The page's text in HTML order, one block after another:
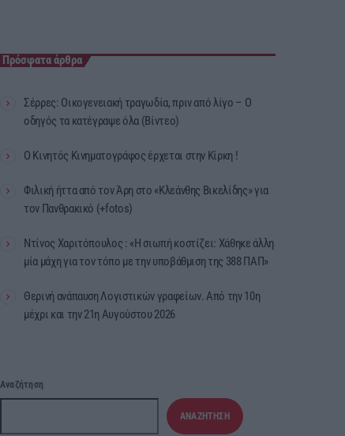
Πρόσφατα άρθρα
Σέρρες: Οικογενειακή τραγωδία, πριν από λίγο – Ο
οδηγός τα κατέγραψε όλα (Βίντεο)
Ο Κινητός Κινηματογράφος έρχεται στην Κίρκη !
Φιλική ήττα από τον Άρη στο «Κλεάνθης Βικελίδης» για
τον Πανθρακικό (+fotos)
Ντίνος Χαριτόπουλος : «Η σιωπή κοστίζει: Χάθηκε άλλη
μία μάχη για τον τόπο με την υποβάθμιση της 388 ΠΑΠ»
Θερινή ανάπαυση Λογιστικών γραφείων. Από την 10η
μέχρι και την 21η Αυγούστου 2026
Αναζήτηση
ΑΝΑΖΉΤΗΣΗ